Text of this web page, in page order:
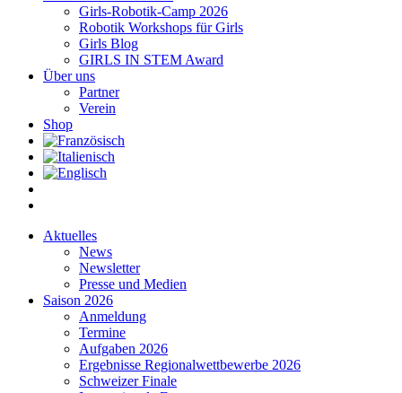
Girls-Robotik-Camp 2026
Robotik Workshops für Girls
Girls Blog
GIRLS IN STEM Award
Über uns
Partner
Verein
Shop
Aktuelles
News
Newsletter
Presse und Medien
Saison 2026
Anmeldung
Termine
Aufgaben 2026
Ergebnisse Regionalwettbewerbe 2026
Schweizer Finale